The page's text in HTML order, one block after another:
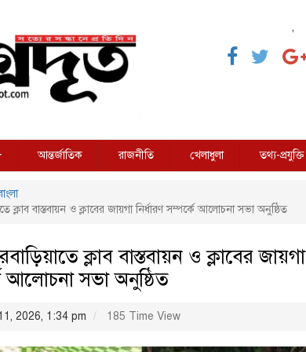
,
আন্তর্জাতিক রাজনীতি খেলাধুলা তথ্য-প্রযুক্তি
ক্লাব বাস্তবায়ন ও ক্লাবের জায়গা নির্ধারণ সম্পর্কে আলোচনা সভা অনুষ্ঠিত
ক্লাব বাস্তবায়ন ও ক্লাবের জায়গা
আলোচনা সভা অনুষ্ঠিত
2026, 1:34 pm 185 Time View